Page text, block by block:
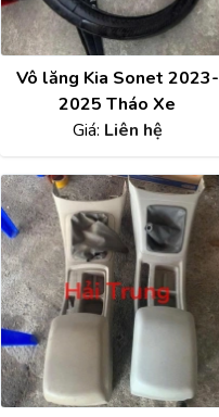
Vô lăng Kia Sonet 2023-
2025 Tháo Xe
Giá: Liên hệ